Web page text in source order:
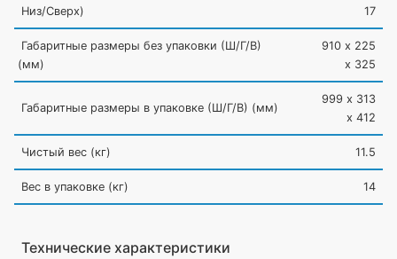
Низ/Сверх)
17
Габаритные размеры без упаковки (Ш/Г/В)
(мм)
910 х 225
х 325
Габаритные размеры в упаковке (Ш/Г/В) (мм)
999 х 313
х 412
Чистый вес (кг) 11.5
Вес в упаковке (кг) 14
Технические характеристики